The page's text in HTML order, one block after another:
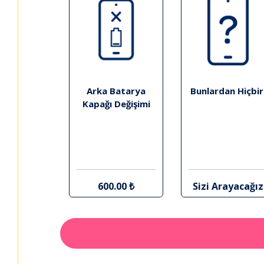
Arka Batarya
Kapağı Değişimi
600.00 ₺
Bunlardan
Sizi Arayacağız